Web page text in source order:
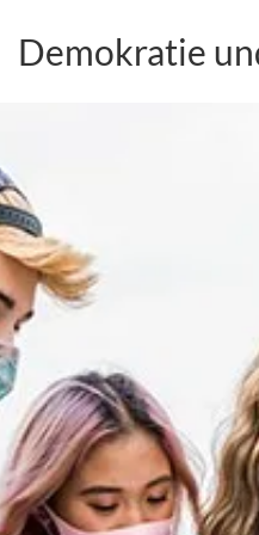
Demokratie